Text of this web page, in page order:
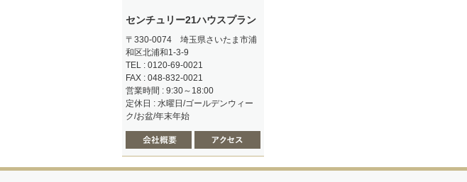
センチュリー21ハウスプラン
〒330-0074 埼玉県さいたま市浦
和区北浦和1-3-9
TEL : 0120-69-0021
FAX : 048-832-0021
営業時間 : 9:30～18:00
定休日 : 水曜日/ゴールデンウィー
ク/お盆/年末年始